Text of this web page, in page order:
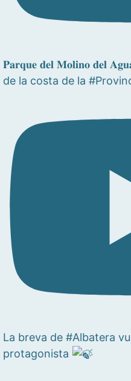
𝐏𝐚𝐫𝐪𝐮𝐞 𝐝𝐞𝐥 𝐌𝐨𝐥𝐢𝐧𝐨 𝐝𝐞𝐥
de la costa de la
La breva de #Albatera
protagonista